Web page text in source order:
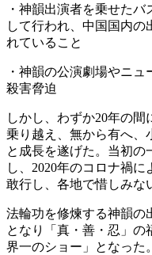
・神韻出演者を乗せた
して行われ、中国国内
れていること
・神韻の公演劇場やニ
殺害脅迫
しかし、わずか20年の
乗り越え、無から有へ、
と成長を遂げた。当初の
し、2020年のコロナ禍
敢行し、各地で惜しみな
法輪功を修煉する神韻の
となり「真・善・忍」の
界一のショー」となった。